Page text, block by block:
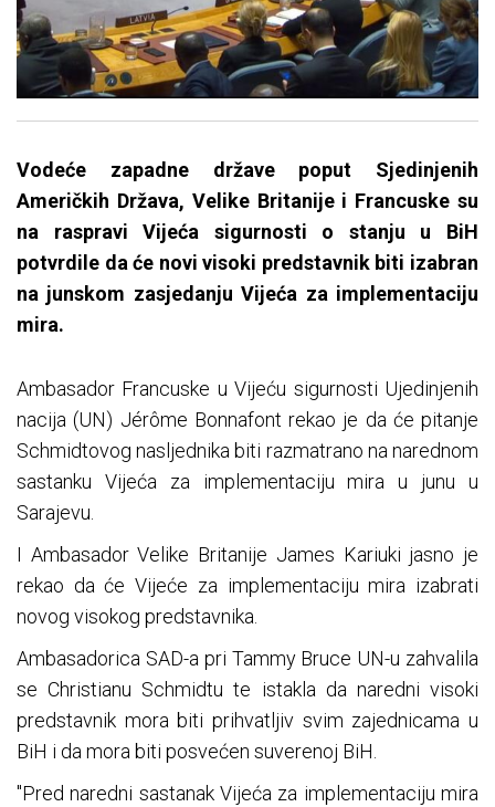
Vodeće zapadne države poput Sjedinjenih
Američkih Država, Velike Britanije i Francuske su
na raspravi Vijeća sigurnosti o stanju u BiH
potvrdile da će novi visoki predstavnik biti izabran
na junskom zasjedanju Vijeća za implementaciju
mira.
Ambasador Francuske u Vijeću sigurnosti Ujedinjenih
nacija (UN) Jérôme Bonnafont rekao je da će pitanje
Schmidtovog nasljednika biti razmatrano na narednom
sastanku Vijeća za implementaciju mira u junu u
Sarajevu.
I Ambasador Velike Britanije James Kariuki jasno je
rekao da će Vijeće za implementaciju mira izabrati
novog visokog predstavnika.
Ambasadorica SAD-a pri Tammy Bruce UN-u zahvalila
se Christianu Schmidtu te istakla da naredni visoki
predstavnik mora biti prihvatljiv svim zajednicama u
BiH i da mora biti posvećen suverenoj BiH.
"Pred naredni sastanak Vijeća za implementaciju mira